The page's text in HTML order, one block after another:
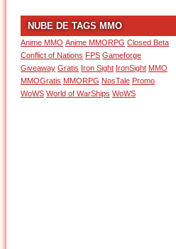
NUBE DE TAGS MMO
Anime MMO Anime MMORPG Closed Beta
Conflict of Nations FPS Gameforge
Giveaway Gratis Iron Sight IronSight MMO
MMOGratis MMORPG NosTale Promo
WoWS World of WarShips WoWS